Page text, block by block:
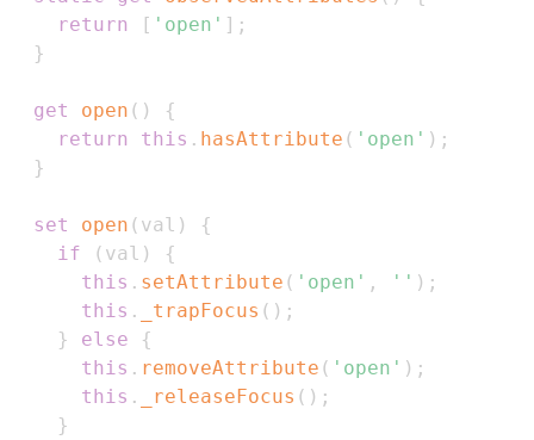
return
[ 'open' ] ;
}
get open ( )
{
return
this . hasAttribute ( 'open' ) ;
}
set open ( val )
{
if
( val )
{
this . setAttribute ( 'open' , '' ) ;
this . _trapFocus ( ) ;
}
else
{
this . removeAttribute ( 'open' ) ;
this . _releaseFocus ( ) ;
}